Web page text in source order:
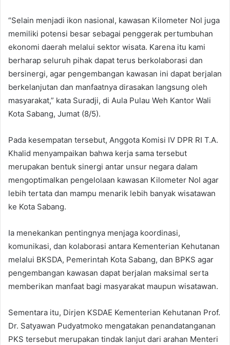
“Selain menjadi ikon nasional, kawasan Kilometer Nol juga
memiliki potensi besar sebagai penggerak pertumbuhan
ekonomi daerah melalui sektor wisata. Karena itu kami
berharap seluruh pihak dapat terus berkolaborasi dan
bersinergi, agar pengembangan kawasan ini dapat berjalan
berkelanjutan dan manfaatnya dirasakan langsung oleh
masyarakat,” kata Suradji, di Aula Pulau Weh Kantor Wali
Kota Sabang, Jumat (8/5).
Pada kesempatan tersebut, Anggota Komisi IV DPR RI T.A.
Khalid menyampaikan bahwa kerja sama tersebut
merupakan bentuk sinergi antar unsur negara dalam
mengoptimalkan pengelolaan kawasan Kilometer Nol agar
lebih tertata dan mampu menarik lebih banyak wisatawan
ke Kota Sabang.
Ia menekankan pentingnya menjaga koordinasi,
komunikasi, dan kolaborasi antara Kementerian Kehutanan
melalui BKSDA, Pemerintah Kota Sabang, dan BPKS agar
pengembangan kawasan dapat berjalan maksimal serta
memberikan manfaat bagi masyarakat maupun wisatawan.
Sementara itu, Dirjen KSDAE Kementerian Kehutanan Prof.
Dr. Satyawan Pudyatmoko mengatakan penandatanganan
PKS tersebut merupakan tindak lanjut dari arahan Menteri